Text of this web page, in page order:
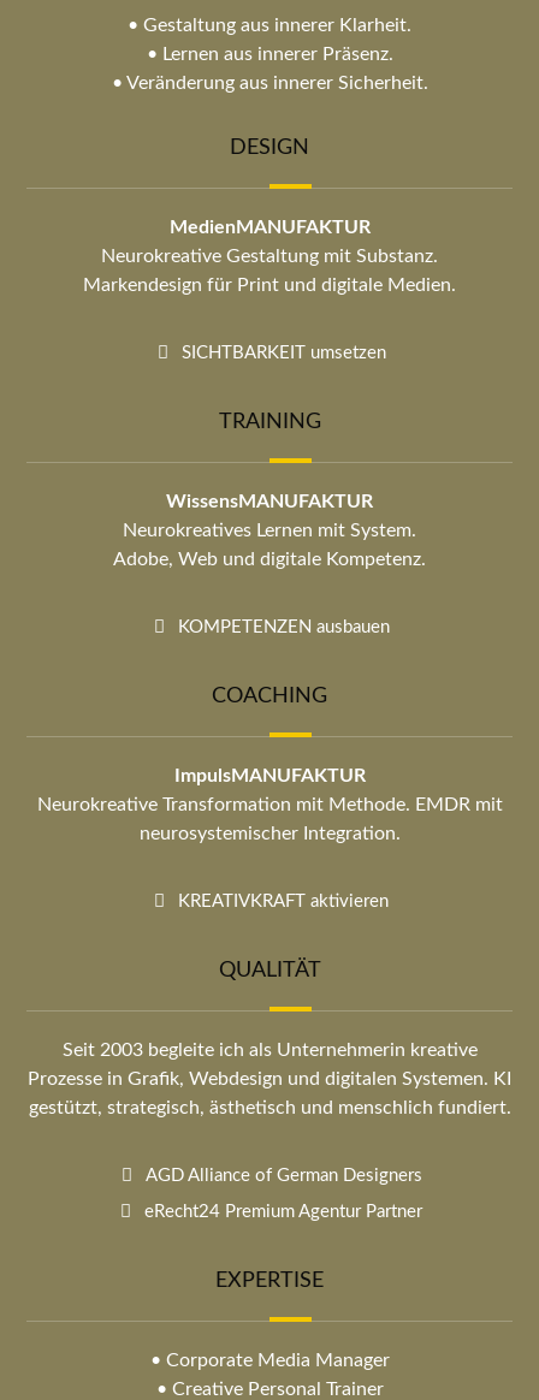
• Gestaltung aus innerer Klarheit.
• Lernen aus innerer Präsenz.
• Veränderung aus innerer Sicherheit.
DESIGN
MedienMANUFAKTUR
Neurokreative Gestaltung mit Substanz.
Markendesign für Print und digitale Medien.
SICHTBARKEIT umsetzen
TRAINING
WissensMANUFAKTUR
Neurokreatives Lernen mit System.
Adobe, Web und digitale Kompetenz.
KOMPETENZEN ausbauen
COACHING
ImpulsMANUFAKTUR
Neurokreative Transformation mit Methode. EMDR mit
neurosystemischer Integration.
KREATIVKRAFT aktivieren
QUALITÄT
Seit 2003 begleite ich als Unternehmerin kreative
Prozesse in Grafik, Webdesign und digitalen Systemen. KI
gestützt, strategisch, ästhetisch und menschlich fundiert.
AGD Alliance of German Designers
eRecht24 Premium Agentur Partner
EXPERTISE
• Corporate Media Manager
• Creative Personal Trainer